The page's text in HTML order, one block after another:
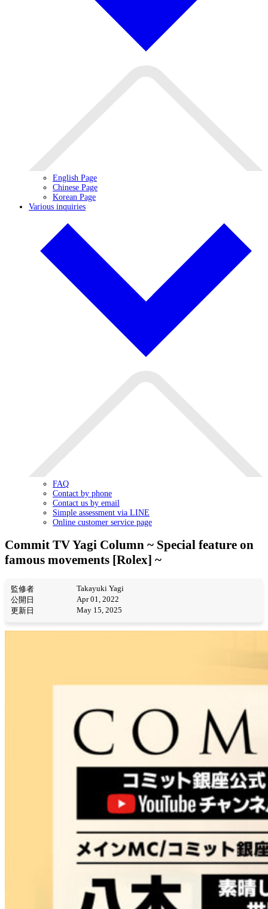
English Page
Chinese Page
Korean Page
Various inquiries
FAQ
Contact by phone
Contact us by email
Simple assessment via LINE
Online customer service page
Commit TV Yagi Column ~ Special feature on
famous movements [Rolex] ~
監修者
Takayuki Yagi
公開日
Apr 01, 2022
更新日
May 15, 2025